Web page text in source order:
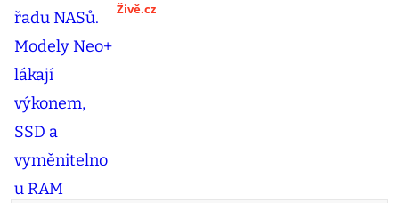
Živě.cz